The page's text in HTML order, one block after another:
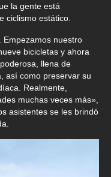
la gente está
ciclismo estático.
Empezamos nuestro
bicicletas y ahora
llena de
así como preservar su
Realmente,
muchas veces más»,
asistentes se les brindó